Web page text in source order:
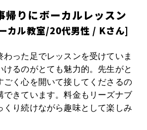
帰りにボーカルレッスン
カル教室/20代男性 / Kさん]
わった足でレッスンを受けていま
けるのがとても魅力的。先生がと
ごく心を開いて接してくださるの
できています。料金もリーズナブ
くり続けながら趣味として楽しみ